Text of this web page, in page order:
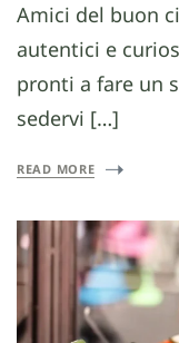
Amici del buon
autentici e
pronti a fare un
sedervi […]
READ MORE